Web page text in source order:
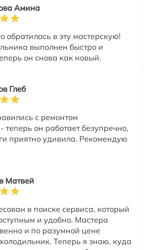
Амина
обратилась в эту мастерскую!
выполнен быстро и
он снова как новый.
Глеб
с ремонтом
теперь он работает безупречно,
приятно удивила. Рекомендую
Матвей
в поиске сервиса, который
и удобно. Мастера
и по разумной цене
Теперь я знаю, куда